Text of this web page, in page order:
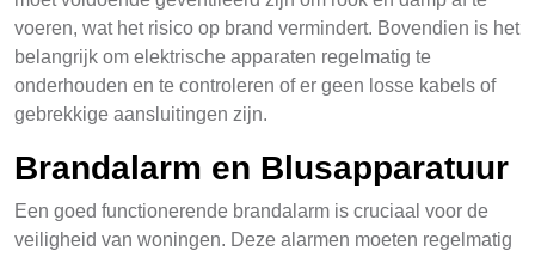
voeren, wat het risico op brand vermindert. Bovendien is het
belangrijk om elektrische apparaten regelmatig te
onderhouden en te controleren of er geen losse kabels of
gebrekkige aansluitingen zijn.
Brandalarm en Blusapparatuur
Een goed functionerende brandalarm is cruciaal voor de
veiligheid van woningen. Deze alarmen moeten regelmatig